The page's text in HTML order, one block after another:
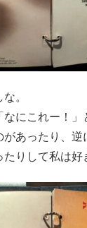
。
にこれー！」
あったり、逆
りして私は好